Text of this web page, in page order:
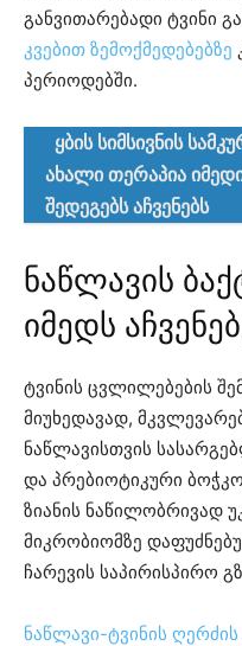
განვითარებადი ტვინი
კვებით ზემოქმედებებზე
პერიოდებში.
ყბის სიმსივნის
ახალი თერაპია
შედეგებს აჩვენებს
ნაწლავის
იმედს
ტვინის ცვლილებების
მიუხედავად,
ნაწლავისთვის
და პრებიოტიკური
ზიანის ნაწილობრივად
მიკრობიომზე
ჩარევის საპირისპირო
ნაწლავი-ტვინის